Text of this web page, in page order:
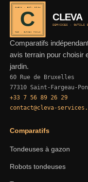
C
CLEVA · EST. 2024
REF · GARDEN TOOLS
CLEVA
SERVICES · OUTILS
Comparatifs
avis terrain pour choisir
jardin.
60 Rue de Bruxelles
77310 Saint-Fargeau-
+33 7 56 89 26 29
contact@cleva-
Comparatifs
Tondeuses à gazon
Robots tondeuses